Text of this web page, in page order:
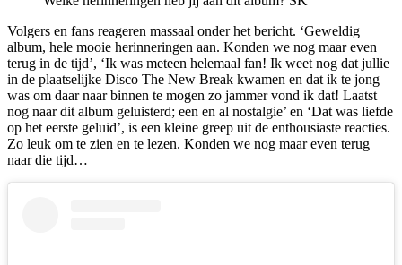
Volgers en fans reageren massaal onder het bericht. ‘Geweldig
album, hele mooie herinneringen aan. Konden we nog maar even
terug in de tijd’, ‘Ik was meteen helemaal fan! Ik weet nog dat jullie
in de plaatselijke Disco The New Break kwamen en dat ik te jong
was om daar naar binnen te mogen zo jammer vond ik dat! Laatst
nog naar dit album geluisterd; een en al nostalgie’ en ‘Dat was liefde
op het eerste geluid’, is een kleine greep uit de enthousiaste reacties.
Zo leuk om te zien en te lezen. Konden we nog maar even terug
naar die tijd…